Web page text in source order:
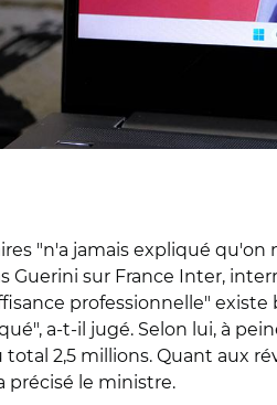
"n'a jamais expliqué
Guerini sur France Inter,
professionnelle"
a-t-il jugé. Selon lui, à
2,5 millions. Quant aux
précisé le ministre.